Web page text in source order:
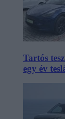
Tartós
egy év